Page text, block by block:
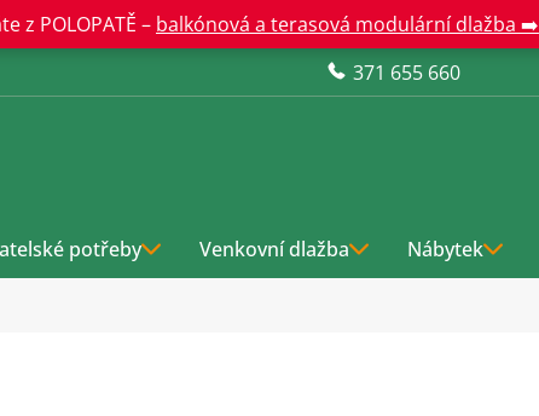
z POLOPATĚ – balkónová a terasová modulární dlažba ➡️
371 655 660
potřeby Venkovní dlažba Nábytek